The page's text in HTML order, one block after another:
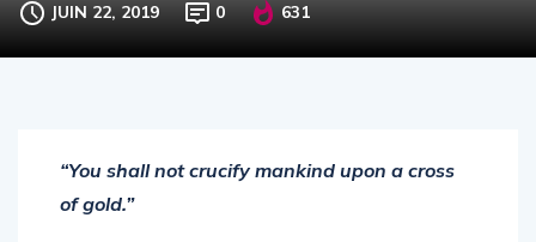
JUIN 22, 2019 0 631
“You shall not crucify mankind upon a cross
of gold.”